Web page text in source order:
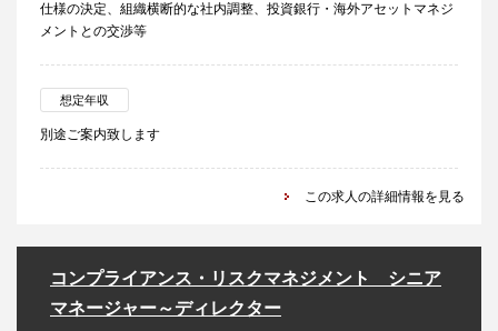
仕様の決定、組織横断的な社内調整、投資銀行・海外アセットマネジ
メントとの交渉等
想定年収
別途ご案内致します
この求人の詳細情報を見る
コンプライアンス・リスクマネジメント シニア
マネージャー～ディレクター